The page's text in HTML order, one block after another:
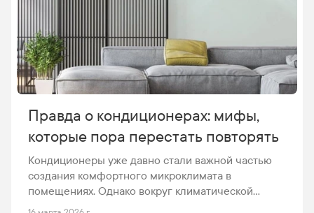
Правда о кондиционерах: мифы,
которые пора перестать повторять
Кондиционеры уже давно стали важной частью
создания комфортного микроклимата в
помещениях. Однако вокруг климатической
техники по-прежнему существует множество